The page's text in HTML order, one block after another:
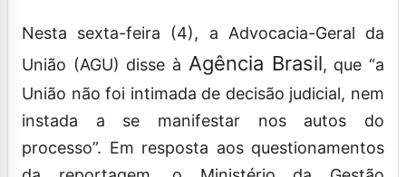
Nesta sexta-feira (4), a Advocacia-Geral da
União (AGU) disse à Agência Brasil, que “a
União não foi intimada de decisão judicial, nem
instada a se manifestar nos autos do
processo”. Em resposta aos questionamentos